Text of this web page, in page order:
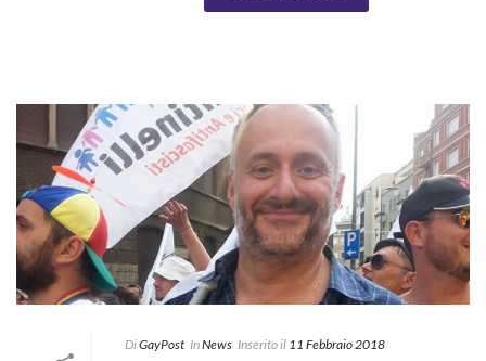
DiGayPost InNews Inserito il 11 Febbraio 2018